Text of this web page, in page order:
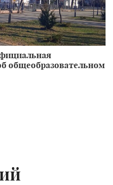
общеобразовательном